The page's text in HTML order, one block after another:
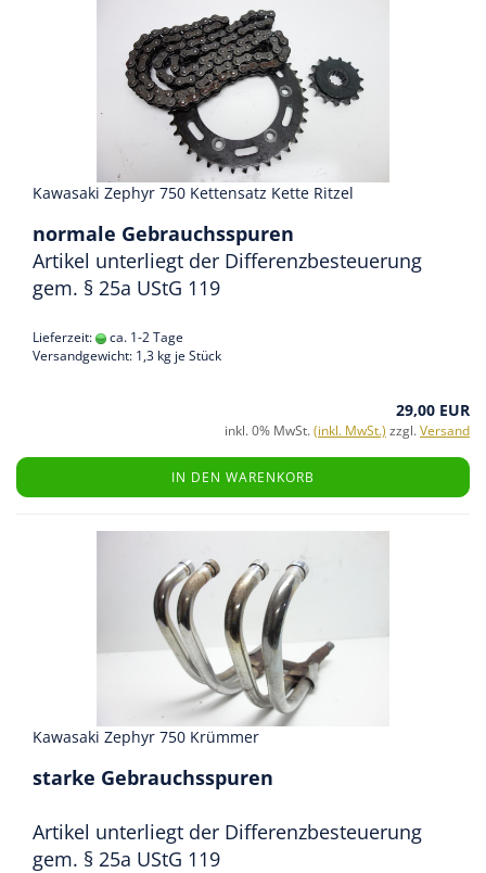
Kawasaki Zephyr 750 Kettensatz Kette Ritzel
normale Gebrauchsspuren
Artikel unterliegt der Differenzbesteuerung
gem. § 25a UStG 119
Lieferzeit:
ca. 1-2 Tage
Versandgewicht: 1,3 kg je Stück
29,00 EUR
inkl. 0% MwSt.(inkl. MwSt.) zzgl.Versand
IN DEN WARENKORB
Kawasaki Zephyr 750 Krümmer
starke Gebrauchsspuren
Artikel unterliegt der Differenzbesteuerung
gem. § 25a UStG 119